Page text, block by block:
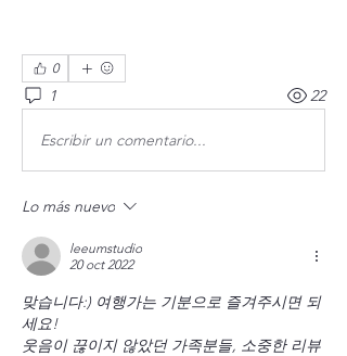
0
1 22
Escribir un comentario...
Lo más nuevo
leeumstudio
20 oct 2022
맞습니다:) 여행가는 기분으로 즐겨주시면 되
세요!
웃음이 끊이지 않았던 가족분들, 소중한 리뷰